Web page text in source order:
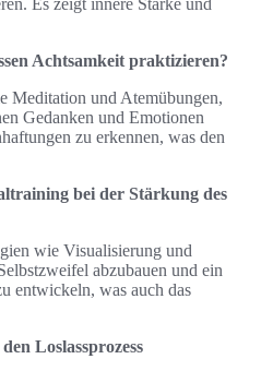
Achtsamkeit praktizieren?
Meditation und Atemübungen,
Gedanken und Emotionen
zu erkennen, was den
bei der Stärkung des
wie Visualisierung und
abzubauen und ein
entwickeln, was auch das
Loslassprozess